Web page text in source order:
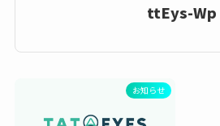
ttEys-Wp
お知らせ